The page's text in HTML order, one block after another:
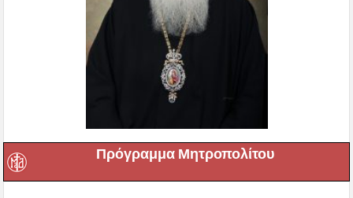
Πρόγραμμα Μητροπολίτου